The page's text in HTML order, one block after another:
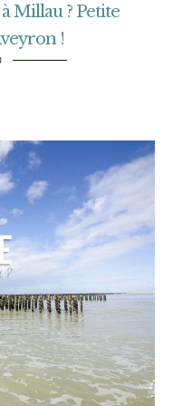
Millau ? Petite
!